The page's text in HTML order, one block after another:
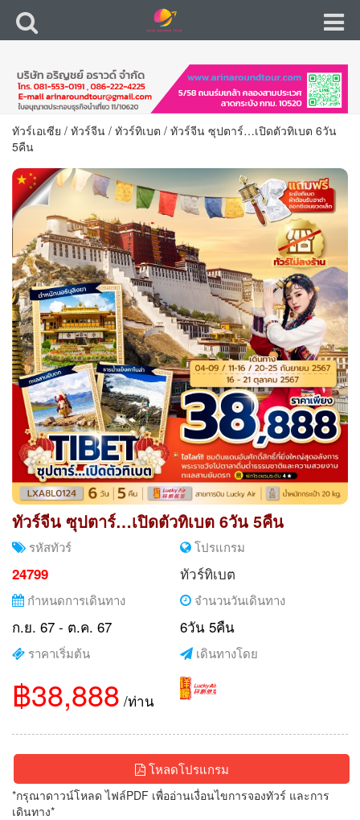
ทัวร์เอเซีย / ทัวร์จีน / ทัวร์ทิเบต / ทัวร์จีน ซุปตาร์…เปิดตัวทิเบต 6วัน
5คืน
ทัวร์จีน ซุปตาร์…เปิดตัวทิเบต 6วัน 5คืน
รหัสทัวร์
24799
โปรแกรม
ทัวร์ทิเบต
กำหนดการเดินทาง
ก.ย. 67 - ต.ค. 67
จำนวนวันเดินทาง
6วัน 5คืน
ราคาเริ่มต้น
฿38,888 /ท่าน
เดินทางโดย
โหลดโปรแกรม
*กรุณาดาวน์โหลด ไฟล์PDF เพื่ออ่านเงื่อนไขการจองทัวร์ และการ
เดินทาง*